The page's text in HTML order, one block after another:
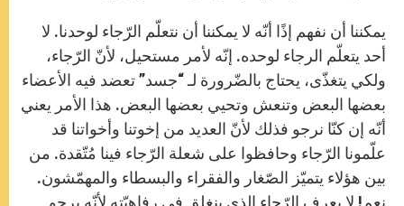
يمكننا أن نفهم إذًا أنّه لا يمكننا أن نتعلّم الرّجاء لوحدنا. لا
أحد يتعلّم الرجاء لوحده. إنّه لأمر مستحيل، لأنّ الرّجاء،
ولكي يتغذّى، يحتاج بالضّرورة لـ “جسد” تعضد فيه الأعضاء
بعضها البعض وتنعش وتحيي بعضها البعض. هذا الأمر يعني
أنّه إن كنّا نرجو فذلك لأنّ العديد من إخوتنا وأخواتنا قد
علّمونا الرّجاء وحافظوا على شعلة الرّجاء فينا مُتّقدة. من
بين هؤلاء يتميّز الصّغار والفقراء والبسطاء والمهمّشون.
نعم! لا يعرف الرّجاء الذي ينغلق في رفاهيّته لأنّه يرجو